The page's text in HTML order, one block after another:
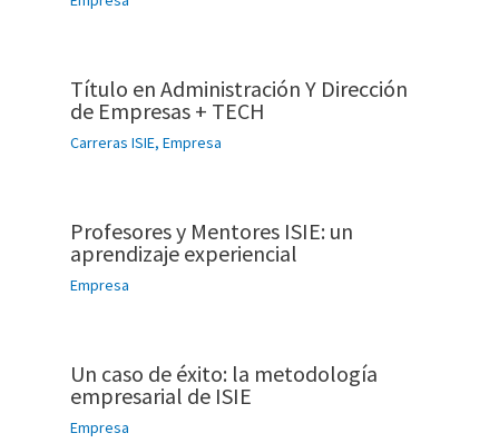
Título en Administración Y Dirección
de Empresas + TECH
Carreras ISIE, Empresa
Profesores y Mentores ISIE: un
aprendizaje experiencial
Empresa
Un caso de éxito: la metodología
empresarial de ISIE
Empresa